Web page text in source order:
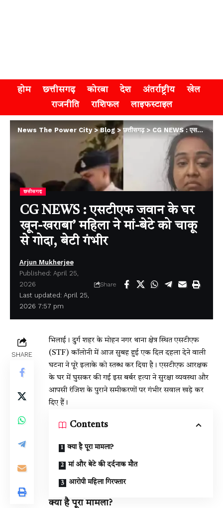
होम छत्तीसगढ़ कोरबा देश अंतर्राष्ट्रीय
खेल
राजनीति
राशिफल लाइफस्टाइल
News The Power City>Blog>छत्तीसगढ़>CG NEWS : एसटीएफ जवान के घर खून-खराबा’ महिला ने मां-बेटे को चाकू से गोदा, बेटी गंभीर
छत्तीसगढ़
CG NEWS : एसटीएफ जवान के घर
खून-खराबा’ महिला ने मां-बेटे को चाकू
से गोदा, बेटी गंभीर
Last updated: April 25,
2026 7:57 pm
Arjun Mukherjee
Published: April 25,
2026
Share
SHARE
भिलाई। दुर्ग शहर के मोहन नगर थाना क्षेत्र स्थित एसटीएफ
(STF) कॉलोनी में आज सुबह हुई एक दिल दहला देने वाली
घटना ने पूरे इलाके को स्तब्ध कर दिया है। एसटीएफ आरक्षक
के घर में घुसकर की गई इस बर्बर हत्या ने सुरक्षा व्यवस्था और
आपसी रंजिश के पुराने समीकरणों पर गंभीर सवाल खड़े कर
दिए हैं।
Contents
क्या है पूरा मामला?
मां और बेटे की दर्दनाक मौत
आरोपी महिला गिरफ्तार
क्या है पूरा मामला?